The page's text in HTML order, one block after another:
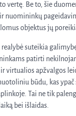
vertę. Be to, šie
nuomininkų
objektus jų
suteikia
patirti
virtualios apžvalgos
būdu, kas ypač
Tai ne tik
bei išlaidas.